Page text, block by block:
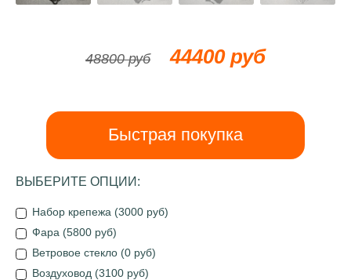
48800 руб 44400 руб
Быстрая покупка
ВЫБЕРИТЕ ОПЦИИ:
Набор крепежа (3000 руб)
Фара (5800 руб)
Ветровое стекло (0 руб)
Воздуховод (3100 руб)